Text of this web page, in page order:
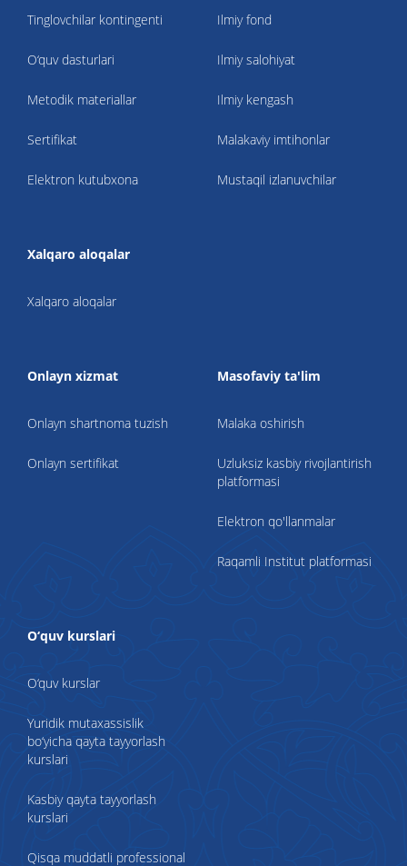
Tinglovchilar kontingenti
O‘quv dasturlari
Metodik materiallar
Sertifikat
Elektron kutubxona
Ilmiy fond
Ilmiy salohiyat
Ilmiy kengash
Malakaviy imtihonlar
Mustaqil izlanuvchilar
Xalqaro aloqalar
Xalqaro aloqalar
Onlayn xizmat
Onlayn shartnoma tuzish
Onlayn sertifikat
Masofaviy ta'lim
Malaka oshirish
Uzluksiz kasbiy rivojlantirish
platformasi
Elektron qo'llanmalar
Raqamli Institut platformasi
O‘quv kurslari
O‘quv kurslar
Yuridik mutaxassislik
bo‘yicha qayta tayyorlash
kurslari
Kasbiy qayta tayyorlash
kurslari
Qisqa muddatli professional